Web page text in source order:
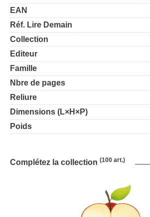
EAN
Réf. Lire Demain
Collection
Editeur
Famille
Nbre de pages
Reliure
Dimensions (L×H×P)
Poids
Complétez la collection (100 art.)